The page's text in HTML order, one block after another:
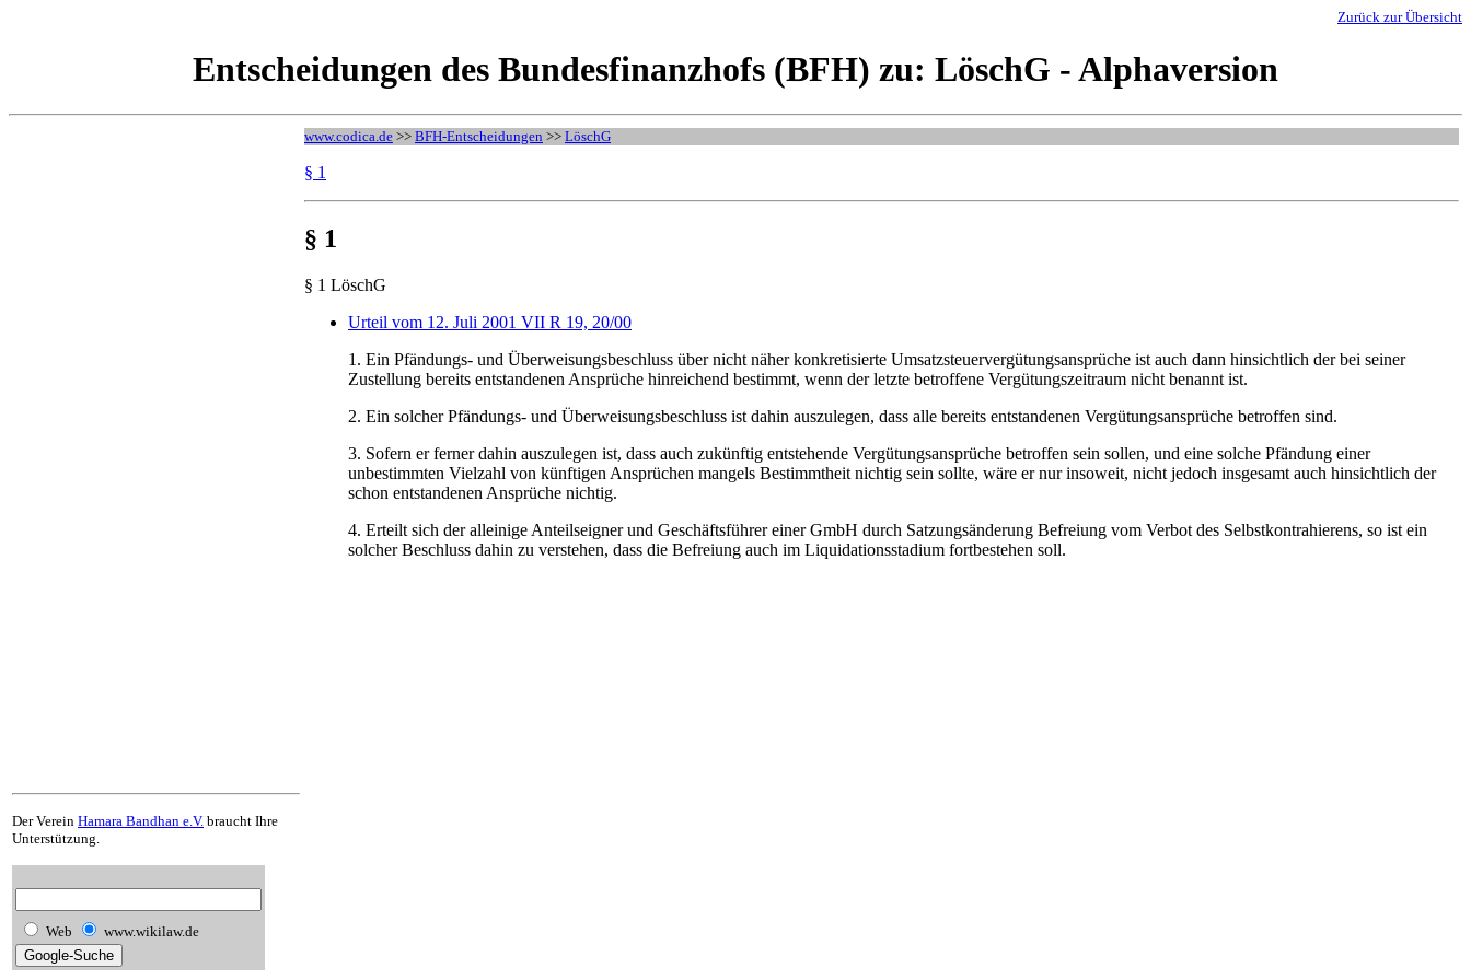
Zurück zur Übersicht
Entscheidungen des Bundesfinanzhofs (BFH) zu: LöschG - Alphaversion
Der Verein Hamara Bandhan e.V. braucht Ihre
Unterstützung.
Web www.wikilaw.de
www.codica.de >> BFH-Entscheidungen >> LöschG
§ 1
§ 1
§ 1 LöschG
Urteil vom 12. Juli 2001 VII R 19, 20/00
1. Ein Pfändungs- und Überweisungsbeschluss über nicht näher konkretisierte Umsatzsteuervergütungsansprüche ist auch dann hinsichtlich der bei seiner
Zustellung bereits entstandenen Ansprüche hinreichend bestimmt, wenn der letzte betroffene Vergütungszeitraum nicht benannt ist.
2. Ein solcher Pfändungs- und Überweisungsbeschluss ist dahin auszulegen, dass alle bereits entstandenen Vergütungsansprüche betroffen sind.
3. Sofern er ferner dahin auszulegen ist, dass auch zukünftig entstehende Vergütungsansprüche betroffen sein sollen, und eine solche Pfändung einer
unbestimmten Vielzahl von künftigen Ansprüchen mangels Bestimmtheit nichtig sein sollte, wäre er nur insoweit, nicht jedoch insgesamt auch hinsichtlich der
schon entstandenen Ansprüche nichtig.
4. Erteilt sich der alleinige Anteilseigner und Geschäftsführer einer GmbH durch Satzungsänderung Befreiung vom Verbot des Selbstkontrahierens, so ist ein
solcher Beschluss dahin zu verstehen, dass die Befreiung auch im Liquidationsstadium fortbestehen soll.